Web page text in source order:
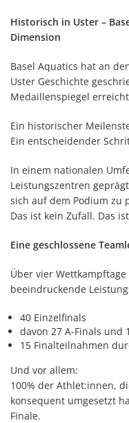
Historisch in Uster –
Dimension
Basel Aquatics hat an
Uster Geschichte
Medaillenspiegel
Ein historischer
Ein entscheidender
In einem nationalen
Leistungszentren
sich auf dem Podium zu
Das ist kein Zufall. Das
Eine geschlossene
Über vier
beeindruckende
40 Einzelfinals
davon 27 A-Finals und
15 Finalteilnahmen
Und vor allem:
100% der Athlet:innen,
konsequent umgesetzt
Finale.